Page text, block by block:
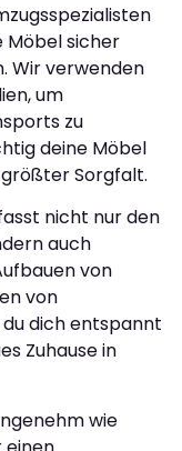
Möbel sicher
Wir verwenden
um
zu
deine Möbel
Sorgfalt.
nicht nur den
auch
von
von
dich entspannt
Zuhause in
wie